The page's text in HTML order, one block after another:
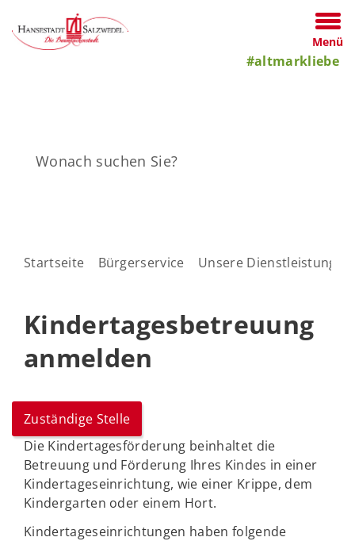
Menü
#altmarkliebe
Startseite Bürgerservice Unsere Dienstleistungen
Kindertagesbetreuung
anmelden
Zuständige Stelle
Die Kindertagesförderung beinhaltet die
Betreuung und Förderung Ihres Kindes in einer
Kindertageseinrichtung, wie einer Krippe, dem
Kindergarten oder einem Hort.
Kindertageseinrichtungen haben folgende